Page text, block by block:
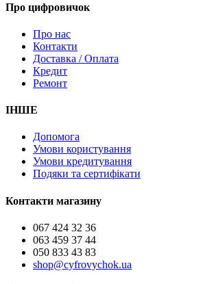
Про цифровичок
Про нас
Контакти
Доставка / Оплата
Кредит
Ремонт
ІНШЕ
Допомога
Умови користування
Умови кредитування
Подяки та сертифікати
Контакти магазину
067 424 32 36
063 459 37 44
050 833 43 83
shop@cyfrovychok.ua